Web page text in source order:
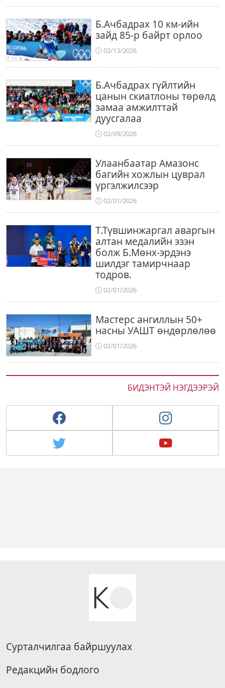
Б.Ачбадрах 10 км-ийн
зайд 85-р байрт орлоо
02/13/2026
Б.Ачбадрах гүйлтийн
цанын скиатлоны төрөлд
замаа амжилттай
дуусгалаа
02/09/2026
Улаанбаатар Амазонс
багийн хожлын цуврал
үргэлжилсээр
02/01/2026
Т.Түвшинжаргал аваргын
алтан медалийн эзэн
болж Б.Мөнх-эрдэнэ
шилдэг тамирчнаар
тодров.
02/01/2026
Мастерс ангиллын 50+
насны УАШТ өндөрлөлөө
02/01/2026
БИДЭНТЭЙ НЭГДЭЭРЭЙ
Сурталчилгаа байршуулах
Редакцийн бодлого